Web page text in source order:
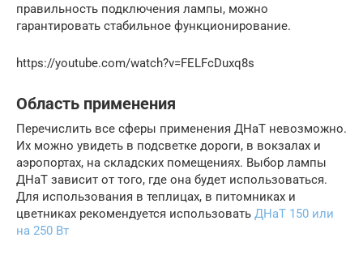
правильность подключения лампы, можно
гарантировать стабильное функционирование.
https://youtube.com/watch?v=FELFcDuxq8s
Область применения
Перечислить все сферы применения ДНаТ невозможно.
Их можно увидеть в подсветке дороги, в вокзалах и
аэропортах, на складских помещениях. Выбор лампы
ДНаТ зависит от того, где она будет использоваться.
Для использования в теплицах, в питомниках и
цветниках рекомендуется использовать ДНаТ 150 или
на 250 Вт